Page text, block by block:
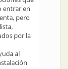
entrar en
pero
por la
al